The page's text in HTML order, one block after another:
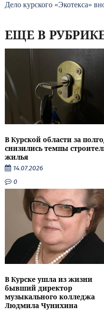
Дело курского «Экотекса»
ЕЩЕ В
В Курской области за
снизились темпы
жилья
14.07.2026
0
В Курске ушла из жизни
бывший директор
музыкального колледжа
Людмила Чунихина